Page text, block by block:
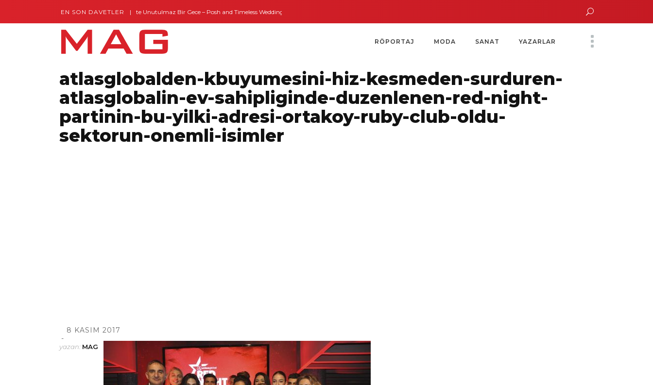
EN SON DAVETLERGaziantep’te Unutulmaz Bir Gece – Posh and Timeless Weddings Yoko Ono Sergisi Özel Bir Davetle Açıldı
RÖPORTAJ MODA SANAT YAZARLAR
atlasglobalden-kbuyumesini-hiz-kesmeden-surduren-
atlasglobalin-ev-sahipliginde-duzenlenen-red-night-
partinin-bu-yilki-adresi-ortakoy-ruby-club-oldu-
sektorun-onemli-isimler
8 KASIM 2017
yazan: MAG